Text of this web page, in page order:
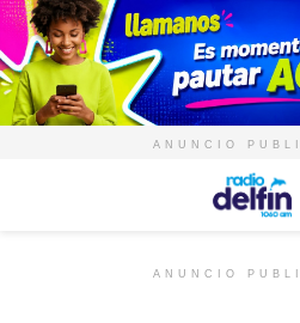
ANUNCIO
ANUNCIO